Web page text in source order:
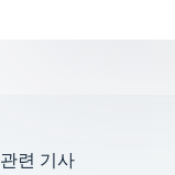
관련 기사